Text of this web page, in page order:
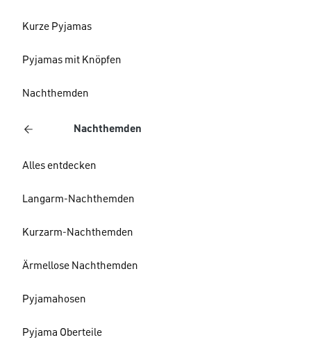
Kurze Pyjamas
Pyjamas mit Knöpfen
Nachthemden
Nachthemden
Alles entdecken
Langarm-Nachthemden
Kurzarm-Nachthemden
Ärmellose Nachthemden
Pyjamahosen
Pyjama Oberteile